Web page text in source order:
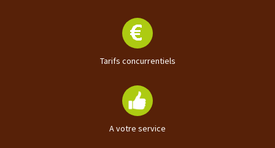
Tarifs concurrentiels
A votre service